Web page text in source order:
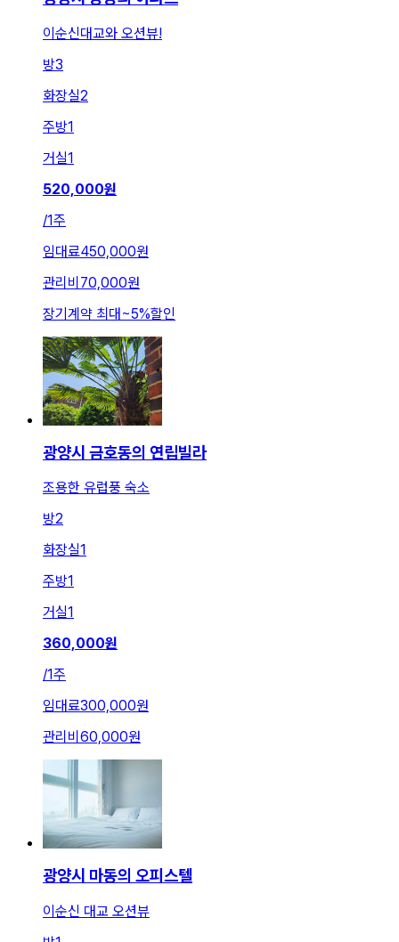
이순신대교와 오션뷰!
방3
화장실2
주방1
거실1
520,000원
/1주
임대료450,000원
관리비 70,000원
장기계약 최대~5%할인
광양시 금호동의 연립빌라
조용한 유럽풍 숙소
방2
화장실1
주방1
거실1
360,000원
/1주
임대료300,000원
관리비 60,000원
광양시 마동의 오피스텔
이순신 대교 오션뷰